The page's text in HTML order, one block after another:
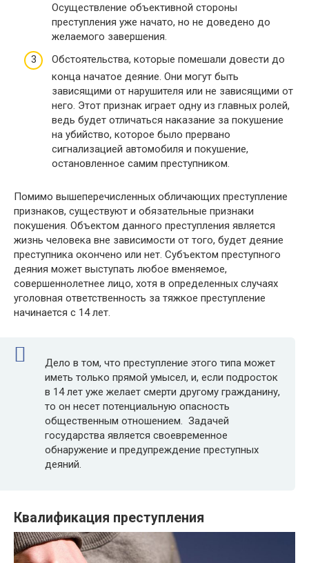
Осуществление объективной стороны
преступления уже начато, но не доведено до
желаемого завершения.
Обстоятельства, которые помешали довести до
конца начатое деяние. Они могут быть
зависящими от нарушителя или не зависящими от
него. Этот признак играет одну из главных ролей,
ведь будет отличаться наказание за покушение
на убийство, которое было прервано
сигнализацией автомобиля и покушение,
остановленное самим преступником.
Помимо вышеперечисленных обличающих преступление
признаков, существуют и обязательные признаки
покушения. Объектом данного преступления является
жизнь человека вне зависимости от того, будет деяние
преступника окончено или нет. Субъектом преступного
деяния может выступать любое вменяемое,
совершеннолетнее лицо, хотя в определенных случаях
уголовная ответственность за тяжкое преступление
начинается с 14 лет.
Дело в том, что преступление этого типа может
иметь только прямой умысел, и, если подросток
в 14 лет уже желает смерти другому гражданину,
то он несет потенциальную опасность
общественным отношением. Задачей
государства является своевременное
обнаружение и предупреждение преступных
деяний.
Квалификация преступления